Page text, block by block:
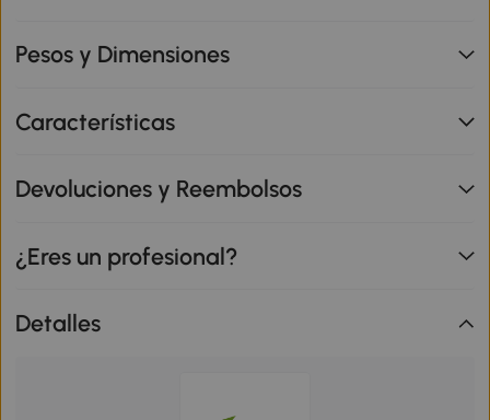
Pesos y Dimensiones
Características
Devoluciones y Reembolsos
¿Eres un profesional?
Detalles